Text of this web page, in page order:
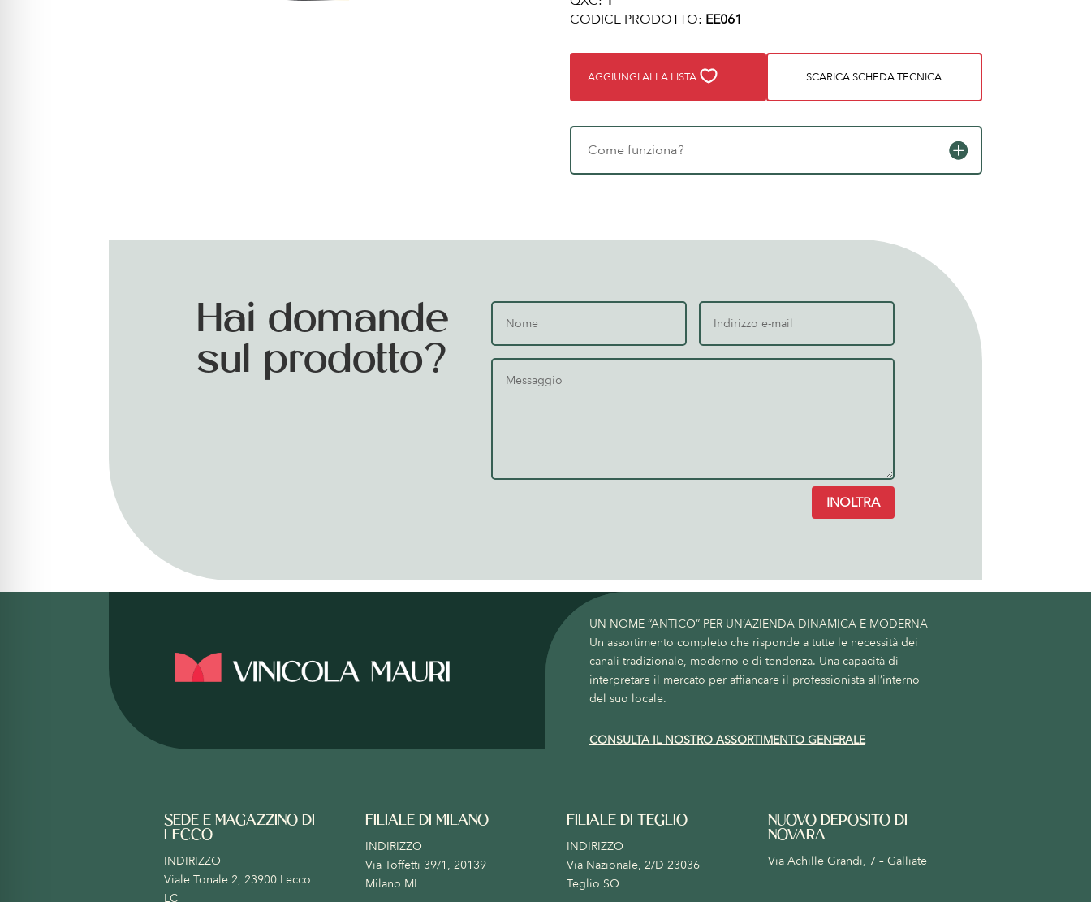
CODICE PRODOTTO: EE061
AGGIUNGI ALLA LISTA SCARICA SCHEDA TECNICA
Come funziona?
Hai domande
sul prodotto?
INOLTRA
UN NOME “ANTICO” PER UN’AZIENDA DINAMICA E MODERNA
Un assortimento completo che risponde a tutte le necessità dei
canali tradizionale, moderno e di tendenza. Una capacità di
interpretare il mercato per affiancare il professionista all’interno
del suo locale.
CONSULTA IL NOSTRO ASSORTIMENTO GENERALE
SEDE E MAGAZZINO DI
LECCO
INDIRIZZO
Viale Tonale 2, 23900 Lecco
LC
FILIALE DI MILANO
INDIRIZZO
Via Toffetti 39/1, 20139
Milano MI
FILIALE DI TEGLIO
INDIRIZZO
Via Nazionale, 2/D 23036
Teglio SO
NUOVO DEPOSITO DI
NOVARA
Via Achille Grandi, 7 – Galliate